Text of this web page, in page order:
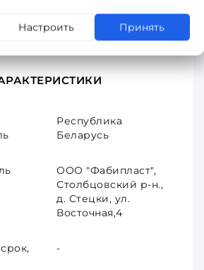
Отзывы
Республика
Беларусь
ООО "Фабипласт",
Столбцовский р-н.,
д. Стецки, ул.
Восточная,4
-
Настроить Принять